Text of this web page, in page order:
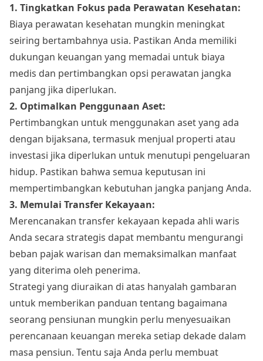
1. Tingkatkan Fokus pada Perawatan Kesehatan:
Biaya perawatan kesehatan mungkin meningkat
seiring bertambahnya usia. Pastikan Anda memiliki
dukungan keuangan yang memadai untuk biaya
medis dan pertimbangkan opsi perawatan jangka
panjang jika diperlukan.
2. Optimalkan Penggunaan Aset:
Pertimbangkan untuk menggunakan aset yang ada
dengan bijaksana, termasuk menjual properti atau
investasi jika diperlukan untuk menutupi pengeluaran
hidup. Pastikan bahwa semua keputusan ini
mempertimbangkan kebutuhan jangka panjang Anda.
3. Memulai Transfer Kekayaan:
Merencanakan transfer kekayaan kepada ahli waris
Anda secara strategis dapat membantu mengurangi
beban pajak warisan dan memaksimalkan manfaat
yang diterima oleh penerima.
Strategi yang diuraikan di atas hanyalah gambaran
untuk memberikan panduan tentang bagaimana
seorang pensiunan mungkin perlu menyesuaikan
perencanaan keuangan mereka setiap dekade dalam
masa pensiun. Tentu saja Anda perlu membuat